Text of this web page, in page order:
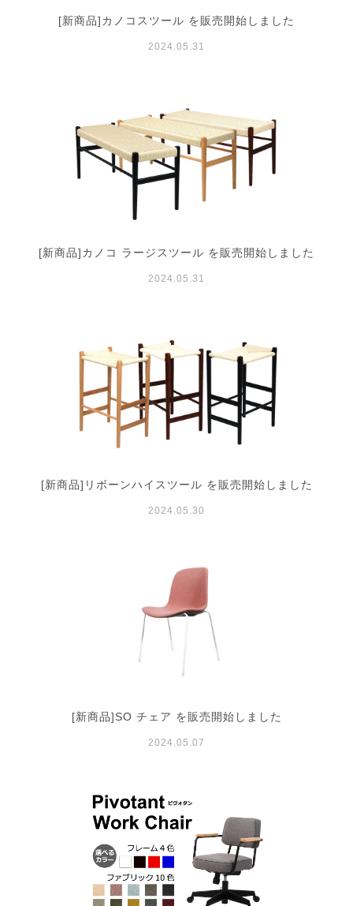
[新商品]カノコスツール を販売開始しました
2024.05.31
[新商品]カノコ ラージスツール を販売開始しました
2024.05.31
[新商品]リボーンハイスツール を販売開始しました
2024.05.30
[新商品]SO チェア を販売開始しました
2024.05.07